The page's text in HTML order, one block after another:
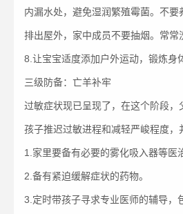
内漏水处，避免湿润繁殖霉菌。不要
排出屋外，家中成员不要抽烟。常常
8.让宝宝适度添加户外运动，锻炼身
三级防备：亡羊补牢
过敏症状现已呈现了，在这个阶段，
孩子推迟过敏进程和减轻严峻程度，
1.家里要备有必要的雾化吸入器等医
2.备有紧迫缓解症状的药物。
3.定时带孩子寻求专业医师的辅导，